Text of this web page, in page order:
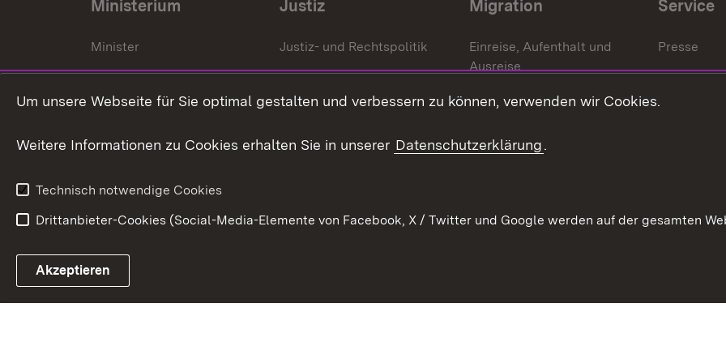
Ministerium
Minister
Staatssekrektär
Ministerialdirektorin
Organigramm
Justiz
Justiz- und Rechtspolitik
Gerichte und
Staatsanwaltschaften
Migration
Einreise, Aufenthalt und
Ausreise
Asylbewerber und
Erlasse und
Service
Presse
Link zum Landesportal
Um unsere Webseite für Sie optimal gestalten und verbessern zu können, verwenden wir Cookies.
Weitere Informationen zu Cookies erhalten Sie in unserer Datenschutzerklärung.
Technisch notwendige Cookies
Drittanbieter-Cookies (Social-Media-Elemente von Facebook, X / Twitter und Google werden auf der gesamten
Akzeptieren